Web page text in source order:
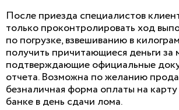
После приезда специалистов
только проконтролировать ход
по погрузке, взвешиванию в
получить причитающиеся деньги за
подтверждающие официальные
отчета. Возможна по желанию
безналичная форма оплаты на
банке в день сдачи лома.